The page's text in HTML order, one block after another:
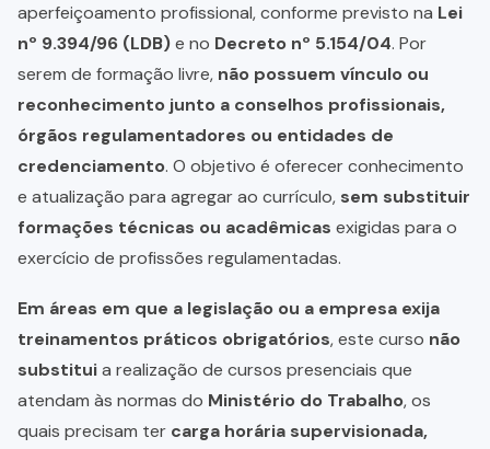
aperfeiçoamento profissional, conforme previsto na Lei
nº 9.394/96 (LDB)e no Decreto nº 5.154/04. Por
serem de formação livre, não possuem vínculo ou
reconhecimento junto a conselhos profissionais,
órgãos regulamentadores ou entidades de
credenciamento. O objetivo é oferecer conhecimento
e atualização para agregar ao currículo, sem substituir
formações técnicas ou acadêmicas exigidas para o
exercício de profissões regulamentadas.
Em áreas em que a legislação ou a empresa exija
treinamentos práticos obrigatórios, este curso não
substituia realização de cursos presenciais que
atendam às normas do Ministério do Trabalho, os
quais precisam ter carga horária supervisionada,